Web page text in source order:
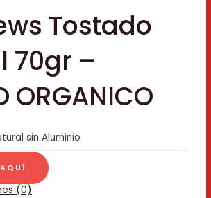
Tostado
70gr –
ORGANICO
sin Aluminio
(0)